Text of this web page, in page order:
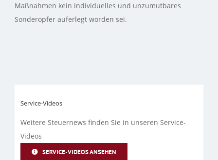
Maßnahmen kein individuelles und unzumutbares
Sonderopfer auferlegt worden sei.
Service-Videos
Weitere Steuernews finden Sie in unseren Service-
Videos
SERVICE-VIDEOS ANSEHEN